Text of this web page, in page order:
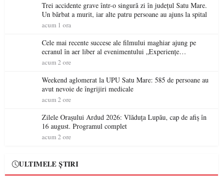
Trei accidente grave într-o singură zi în județul Satu Mare.
Un bărbat a murit, iar alte patru persoane au ajuns la spital
acum 1 ora
Cele mai recente succese ale filmului maghiar ajung pe
ecranul în aer liber al evenimentului „Experiențe
cinematografice Partium”
acum 2 ore
Weekend aglomerat la UPU Satu Mare: 585 de persoane au
avut nevoie de îngrijiri medicale
acum 2 ore
Zilele Orașului Ardud 2026: Vlăduța Lupău, cap de afiș în
16 august. Programul complet
acum 2 ore
ULTIMELE ȘTIRI